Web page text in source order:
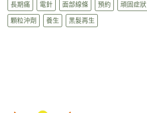
長期痛 電針 面部線條 預約 頑固症狀
顆粒沖劑 養生 黑髮再生